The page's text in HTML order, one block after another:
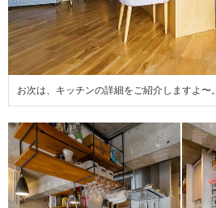
お次は、キッチンの詳細をご紹介しますよ〜。